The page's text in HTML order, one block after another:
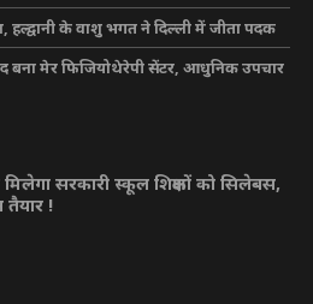
के वाशु भगत ने दिल्ली में जीता पदक
बना मेर फिजियोथेरेपी सेंटर, आधुनिक उपचार
सरकारी स्कूल शिक्षकों को सिलेबस,
तैयार !